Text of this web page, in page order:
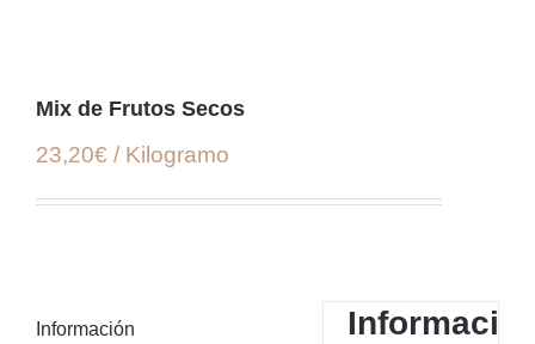
Mix de Frutos Secos
23,20€ / Kilogramo
Información